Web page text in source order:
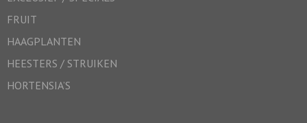
FRUIT
HAAGPLANTEN
HEESTERS / STRUIKEN
HORTENSIA’S